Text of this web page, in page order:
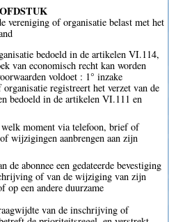
vereniging of organisatie belast met het
bedoeld in de artikelen VI.114,
van economisch recht kan worden
voldoet : 1° inzake
registreert het verzet van de
bedoeld in de artikelen VI.111 en
welk moment via telefoon, brief of
wijzigingen aanbrengen aan zijn
abonnee een gedateerde bevestiging
of van de wijziging van zijn
een andere duurzame
van de inschrijving of